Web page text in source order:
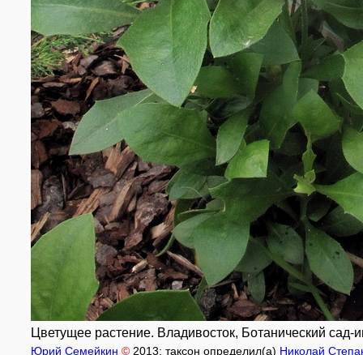
Цветущее растение. Владивосток, Ботанический
Юрий Семейкин © 2013; таксон определил(а) Николай